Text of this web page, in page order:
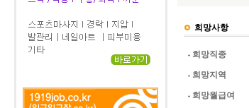
희망사항
희망직종
희망지역
희망월급여